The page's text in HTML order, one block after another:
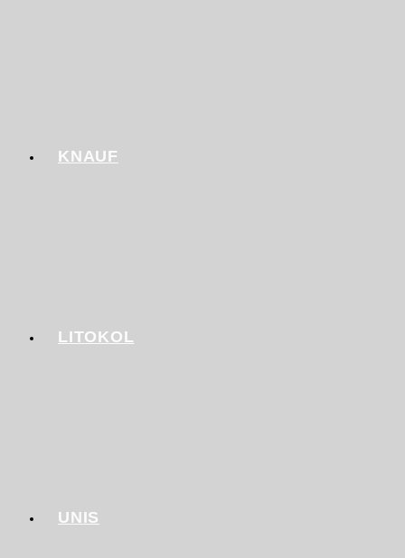
KNAUF
LITOKOL
UNIS